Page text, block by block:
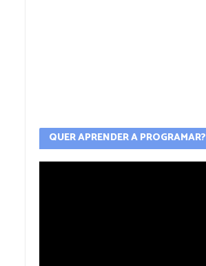
QUER APRENDER A PROGRAMAR?